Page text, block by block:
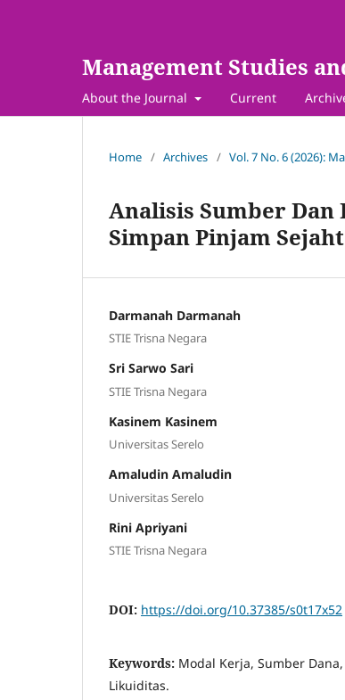
Management Studies
About the Journal Current
Home / Archives / Vol. 7 No. 6 (2026):
Analisis Sumber Dan
Simpan Pinjam
Darmanah Darmanah
STIE Trisna Negara
Sri Sarwo Sari
STIE Trisna Negara
Kasinem Kasinem
Universitas Serelo
Amaludin Amaludin
Universitas Serelo
Rini Apriyani
STIE Trisna Negara
DOI: https://doi.org/10.37385/s0t17x52
Keywords: Modal Kerja, Sumber
Likuiditas.